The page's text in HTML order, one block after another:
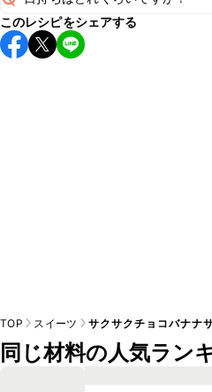
保存期間は冷蔵で当日中が目安
し上がりください。
このレシピをシェアする
TOP スイーツ サクサクチョコバナナ
同じ材料の人気ラン